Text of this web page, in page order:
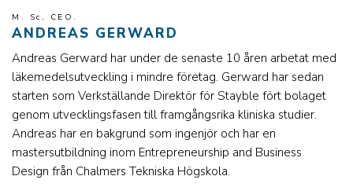
M. Sc, CEO.
ANDREAS GERWARD
Andreas Gerward har under de senaste 10 åren arbetat med
läkemedelsutveckling i mindre företag. Gerward har sedan
starten som Verkställande Direktör för Stayble fört bolaget
genom utvecklingsfasen till framgångsrika kliniska studier.
Andreas har en bakgrund som ingenjör och har en
mastersutbildning inom Entrepreneurship and Business
Design från Chalmers Tekniska Högskola.